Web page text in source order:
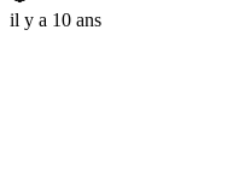
il y a 10 ans